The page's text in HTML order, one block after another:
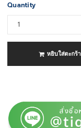
Quantity
หยิบใส่ตะกร้า